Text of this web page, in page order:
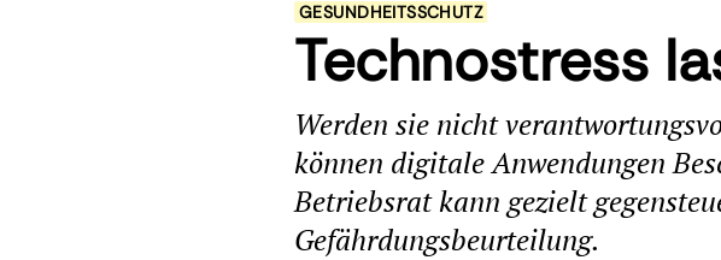
GESUNDHEITSSCHUTZ
Technostress
Werden sie nicht
können digitale Anwendungen
Betriebsrat kann gezielt
Gefährdungsbeurteilung.